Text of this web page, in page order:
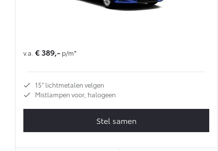
v.a. € 389,- p/m*
15'' lichtmetalen velgen
Mistlampen voor, halogeen
Stel samen